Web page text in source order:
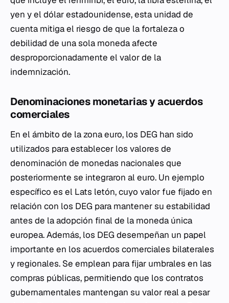
yen y el dólar estadounidense, esta unidad de
cuenta mitiga el riesgo de que la fortaleza o
debilidad de una sola moneda afecte
desproporcionadamente el valor de la
indemnización.
Denominaciones monetarias y acuerdos
comerciales
En el ámbito de la zona euro, los DEG han sido
utilizados para establecer los valores de
denominación de monedas nacionales que
posteriormente se integraron al euro. Un ejemplo
específico es el Lats letón, cuyo valor fue fijado en
relación con los DEG para mantener su estabilidad
antes de la adopción final de la moneda única
europea. Además, los DEG desempeñan un papel
importante en los acuerdos comerciales bilaterales
y regionales. Se emplean para fijar umbrales en las
compras públicas, permitiendo que los contratos
gubernamentales mantengan su valor real a pesar